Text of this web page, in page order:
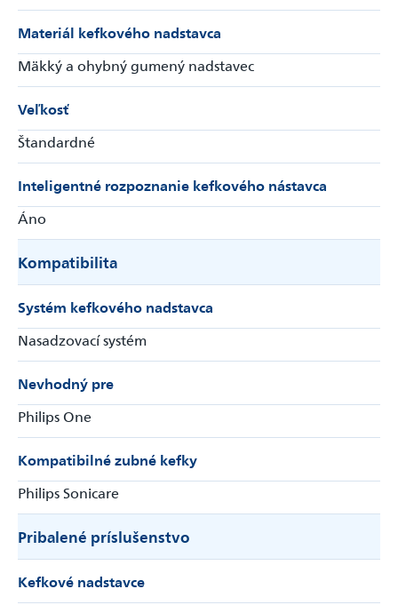
Materiál kefkového nadstavca
Mäkký a ohybný gumený nadstavec
Veľkosť
Štandardné
Inteligentné rozpoznanie kefkového nástavca
Áno
Kompatibilita
Systém kefkového nadstavca
Nasadzovací systém
Nevhodný pre
Philips One
Kompatibilné zubné kefky
Philips Sonicare
Pribalené príslušenstvo
Kefkové nadstavce